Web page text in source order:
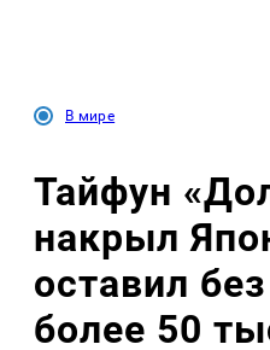
В мире
Тайфун
накрыл
оставил
более 50